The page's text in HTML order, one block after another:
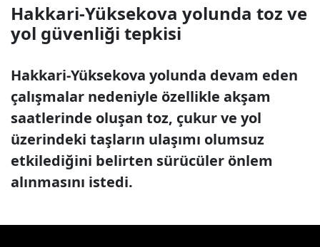
Hakkari-Yüksekova yolunda toz ve
yol güvenliği tepkisi
Hakkari-Yüksekova yolunda devam eden
çalışmalar nedeniyle özellikle akşam
saatlerinde oluşan toz, çukur ve yol
üzerindeki taşların ulaşımı olumsuz
etkilediğini belirten sürücüler önlem
alınmasını istedi.